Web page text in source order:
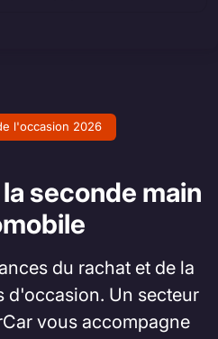
l'occasion 2026
seconde main
du rachat et de la
d'occasion. Un secteur
vous accompagne